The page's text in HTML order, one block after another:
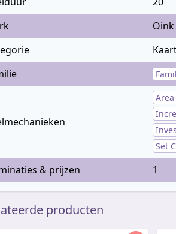
Oink
Set
& prijzen 1
producten